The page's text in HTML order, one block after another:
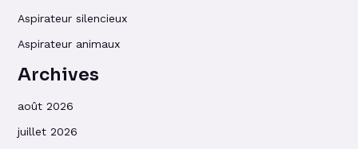
Aspirateur silencieux
Aspirateur animaux
Archives
août 2026
juillet 2026